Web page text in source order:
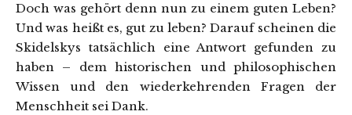
Doch was gehört denn nun zu einem guten Leben?
Und was heißt es, gut zu leben? Darauf scheinen die
Skidelskys tatsächlich eine Antwort gefunden zu
haben – dem historischen und philosophischen
Wissen und den wiederkehrenden Fragen der
Menschheit sei Dank.